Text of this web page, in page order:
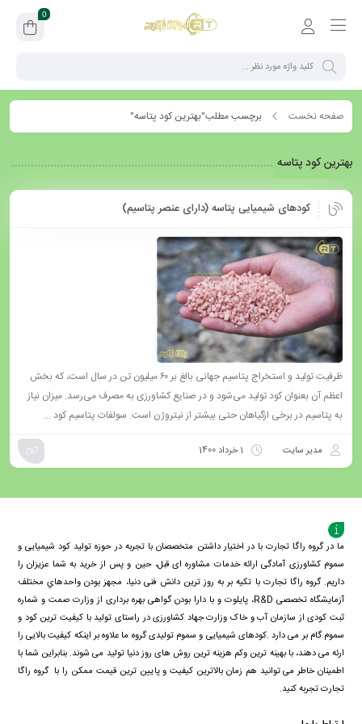
0
صفحه نخست برچسب مطلب"بهترین کود پتاسه"
بهترین کود پتاسه
کودهای شیمیایی پتاسه (دارای عنصر پتاسیم)
ظرفیت تولید و استخراج پتاسیم جهانی بالغ بر ۶۰ میلیون تن در سال است، که بخش
اعظم آن بعنوان کود تولید می‌شود و در صنایع کشاورزی به مصرف می‌رسد. میزان نیاز
به پتاسیم در برخی ازگیاهان حتی بیشتر از نیتروژن است. سولفات پتاسیم کود ...
مدیر سایت 1 خرداد 1400
ما در گروه راگا تجارت با در اختیار داشتن متخصصان با تجربه در حوزه تولید کود شیمیایی و
سموم کشاورزی آمادگی ارائه خدمات مشاوره ای قبل، حین و پس از خرید به شما عزیزان را
داریم. گروه راگا تجارت با تكيه بر به روز ترین دانش فنی دنيا، مجهز بودن واحدهاي مختلف
آزمايشگاه تخصصی R&D، پايلوت و با دارا بودن گواهی بهره برداری از وزارت صمت و شماره
ثبت کودی از سازمان آب و خاک وزارت جهاد کشاورزی در راستای تولید با کیفیت ترین کود و
سموم گام بر می دارد .کودهای شیمیایی و سموم تولیدی گروه ما علاوه بر اینکه کیفیت بالایی را
ارئه می دهند، با بهینه ترین وکم هزینه ترین روش های روز دنیا تولید می شوند. بنابراین شما با
اطمینان خاطر می توانید هم زمان بالاترین کیفیت و پایین ترین قیمت ممکن را با گروه راگا
تجارت تجربه کنید.